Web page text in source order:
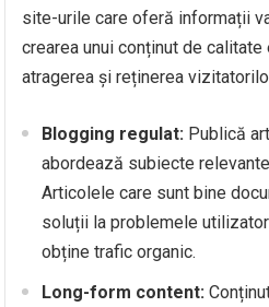
site-urile care oferă informații
crearea unui conținut de
atragerea și reținerea
Blogging regulat: Publică
abordează subiecte
Articolele care sunt bine
soluții la problemele
obține trafic organic.
Long-form content: